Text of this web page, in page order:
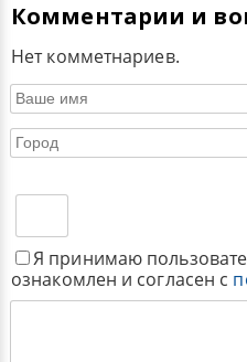
Комментарии и
Нет комметнариев.
Я принимаю
ознакомлен и согласен с